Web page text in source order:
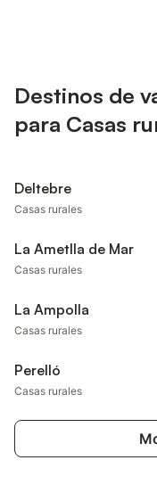
Destinos de
para Casas
Deltebre
Casas rurales
La Ametlla de Mar
Casas rurales
La Ampolla
Casas rurales
Perelló
Casas rurales